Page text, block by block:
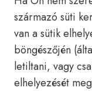
származó süti
van a sütik
böngészőjén
letiltani, vagy
elhelyezését